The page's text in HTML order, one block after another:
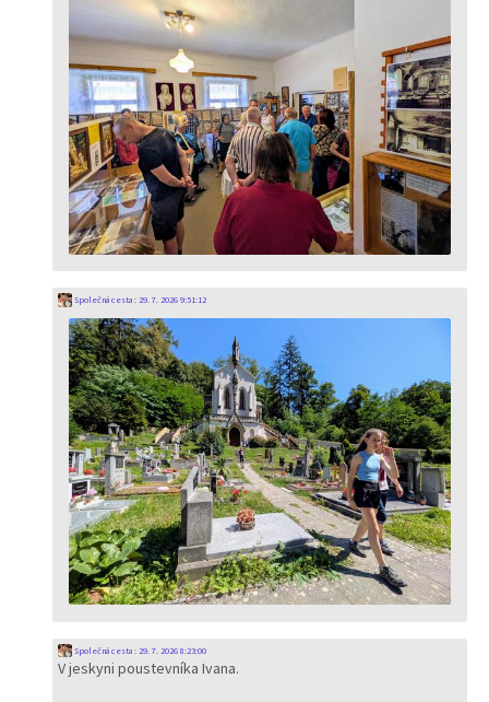
Společná cesta: 29. 7. 2026 9:51:12
Společná cesta: 29. 7. 2026 8:23:00
V jeskyni poustevníka Ivana.